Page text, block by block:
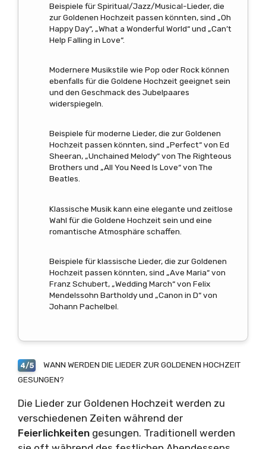
Beispiele für Spiritual/Jazz/Musical-Lieder, die
zur Goldenen Hochzeit passen könnten, sind „Oh
Happy Day“, „What a Wonderful World“ und „Can’t
Help Falling in Love“.
Modernere Musikstile wie Pop oder Rock können
ebenfalls für die Goldene Hochzeit geeignet sein
und den Geschmack des Jubelpaares
widerspiegeln.
Beispiele für moderne Lieder, die zur Goldenen
Hochzeit passen könnten, sind „Perfect“ von Ed
Sheeran, „Unchained Melody“ von The Righteous
Brothers und „All You Need Is Love“ von The
Beatles.
Klassische Musik kann eine elegante und zeitlose
Wahl für die Goldene Hochzeit sein und eine
romantische Atmosphäre schaffen.
Beispiele für klassische Lieder, die zur Goldenen
Hochzeit passen könnten, sind „Ave Maria“ von
Franz Schubert, „Wedding March“ von Felix
Mendelssohn Bartholdy und „Canon in D“ von
Johann Pachelbel.
4/5
WANN WERDEN DIE LIEDER ZUR GOLDENEN HOCHZEIT
GESUNGEN?
Die Lieder zur Goldenen Hochzeit werden zu
verschiedenen Zeiten während der
Feierlichkeiten gesungen. Traditionell werden